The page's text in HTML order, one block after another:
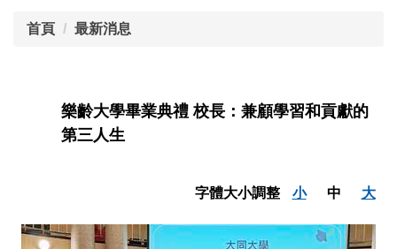
首頁 最新消息
樂齡大學畢業典禮 校長：兼顧學習和貢獻的
第三人生
字體大小調整 小 中 大